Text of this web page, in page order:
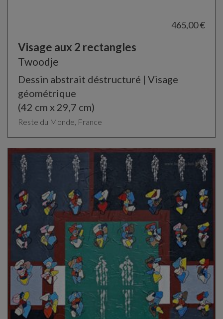
465,00 €
Visage aux 2 rectangles
Twoodje
Dessin abstrait déstructuré | Visage
géométrique
(42 cm x 29,7 cm)
Reste du Monde, France